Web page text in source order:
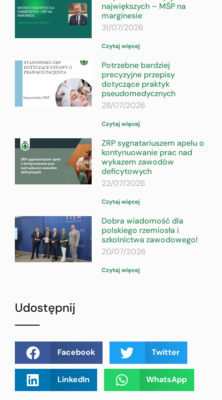
największych – MŚP na
marginesie
31/07/2026
Czytaj więcej
Potrzebne bardziej
precyzyjne przepisy
dotyczące praktyk
pseudomedycznych
28/07/2026
Czytaj więcej
ZRP sygnatariuszem apelu o
kontynuowanie prac nad
wykazem zawodów
deficytowych
22/07/2026
Czytaj więcej
Dobra wiadomość dla
polskiego rzemiosła i
szkolnictwa zawodowego!
20/07/2026
Czytaj więcej
Udostępnij
Facebook Twitter
LinkedIn WhatsApp